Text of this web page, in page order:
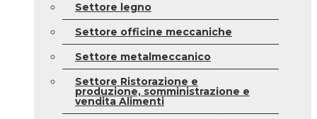
Settore legno
Settore officine meccaniche
Settore metalmeccanico
Settore Ristorazione e
produzione, somministrazione e
vendita Alimenti